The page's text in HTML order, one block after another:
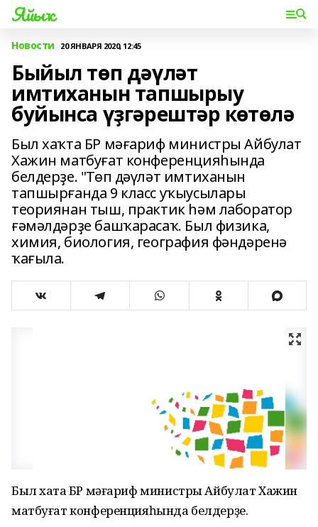
Яйыҡ
Новости 20 ЯНВАРЯ 2020, 12:45
Быйыл төп дәүләт
имтиханын тапшырыу
буйынса үҙгәрештәр көтөлә
Был хаҡта БР мәғариф министры Айбулат
Хажин матбуғат конференцияһында
белдерҙе. "Төп дәүләт имтиханын
тапшырғанда 9 класс уҡыусылары
теориянан тыш, практик һәм лаборатор
ғәмәлдәрҙе башҡарасаҡ. Был физика,
химия, биология, география фәндәренә
ҡағыла.
Был хаҡта БР мәғариф министры Айбулат Хажин
матбуғат конференцияһында белдерҙе.